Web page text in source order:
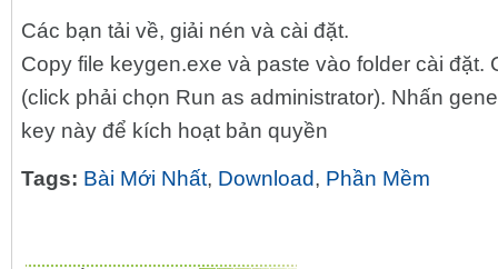
Các bạn tải về, giải nén và cài đặt.
Copy file keygen.exe và paste vào folder cài đặt.
(click phải chọn Run as administrator). Nhấn
key này để kích hoạt bản quyền
Tags: Bài Mới Nhất, Download, Phần Mềm